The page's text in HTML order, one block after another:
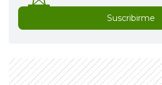
Suscribirme